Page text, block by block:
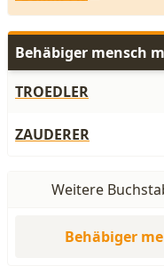
Behäbiger mensch
TROEDLER
ZAUDERER
Weitere
Behäbiger